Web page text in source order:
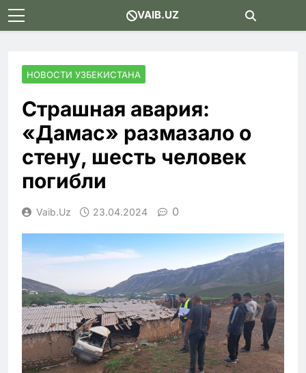
Skip
to
VAIB.UZ
НОВОСТИ УЗБЕКИСТАНА
Страшная авария:
«Дамас» размазало о
стену, шесть человек
погибли
Vaib.uz 23.04.2024 0